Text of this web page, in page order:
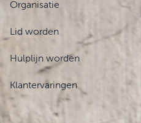
Organisatie
Lid worden
Hulplijn worden
Klantervaringen